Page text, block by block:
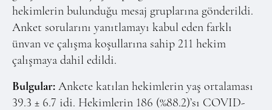
hekimlerin bulunduğu mesaj gruplarına gönderildi.
Anket sorularını yanıtlamayı kabul eden farklı
ünvan ve çalışma koşullarına sahip 211 hekim
çalışmaya dahil edildi.
Bulgular: Ankete katılan hekimlerin yaş ortalaması
39.3 ± 6.7 idi. Hekimlerin 186 (%88.2)’sı COVID-